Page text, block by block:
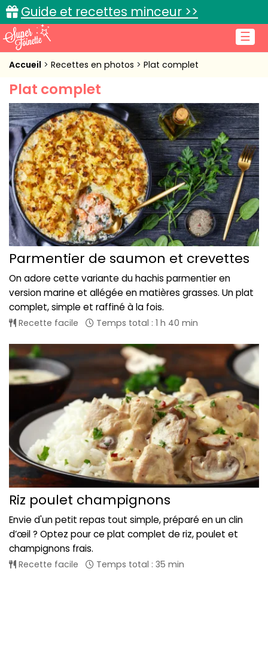
☰
Guide et recettes minceur >>
Accueil
Recettes de cuisine
Cuisine pratique
L'actu cuisine
Connexion
Accueil Recettes en photos Plat complet
Plat complet
Parmentier de saumon et crevettes
On adore cette variante du hachis parmentier en
version marine et allégée en matières grasses. Un plat
complet, simple et raffiné à la fois.
Recette facile Temps total : 1 h 40 min
Riz poulet champignons
Envie d'un petit repas tout simple, préparé en un clin
d’œil ? Optez pour ce plat complet de riz, poulet et
champignons frais.
Recette facile Temps total : 35 min